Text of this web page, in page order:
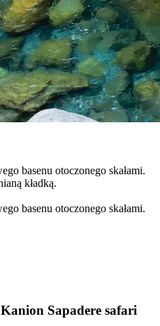
Kanion Sapadere safari